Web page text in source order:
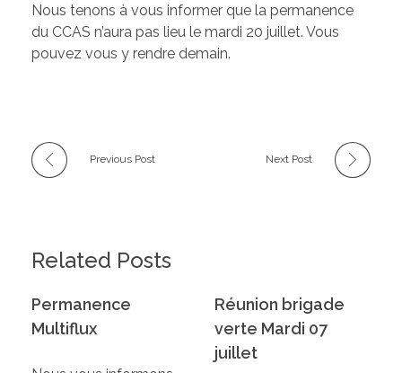
Démarches administratives
VIE INSTITUTIONNELLE
Le conseil Municipal
Permanences
Bulletins Municipaux
Inscriptions scolaires
Assistant(e)s maternel(le)s
ACTUALITÉS
Nous tenons à vous informer que la permanence
du CCAS n’aura pas lieu le mardi 20 juillet. Vous
pouvez vous y rendre demain.
Previous Post Next Post
Related Posts
Permanence
Multiflux
Réunion brigade
verte Mardi 07
juillet